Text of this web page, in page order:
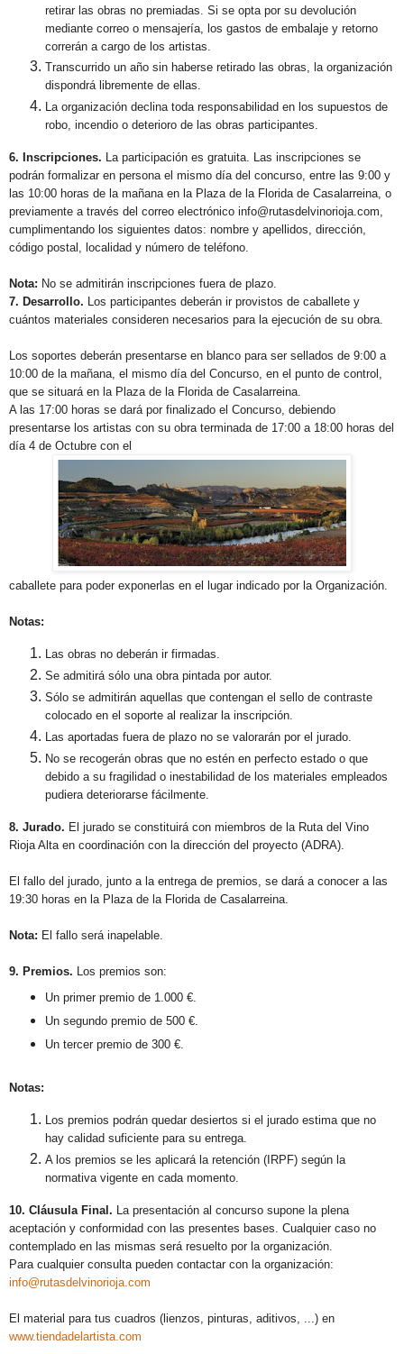
retirar las obras no premiadas. Si se opta por su devolución
mediante correo o mensajería, los gastos de embalaje y retorno
correrán a cargo de los artistas.
Transcurrido un año sin haberse retirado las obras, la organización
dispondrá libremente de ellas.
La organización declina toda responsabilidad en los supuestos de
robo, incendio o deterioro de las obras participantes.
6. Inscripciones. La participación es gratuita. Las inscripciones se
podrán formalizar en persona el mismo día del concurso, entre las 9:00 y
las 10:00 horas de la mañana en la Plaza de la Florida de Casalarreina, o
previamente a través del correo electrónico info@rutasdelvinorioja.com,
cumplimentando los siguientes datos: nombre y apellidos, dirección,
código postal, localidad y número de teléfono.
Nota: No se admitirán inscripciones fuera de plazo.
7. Desarrollo. Los participantes deberán ir provistos de caballete y
cuántos materiales consideren necesarios para la ejecución de su obra.
Los soportes deberán presentarse en blanco para ser sellados de 9:00 a
10:00 de la mañana, el mismo día del Concurso, en el punto de control,
que se situará en la Plaza de la Florida de Casalarreina.
A las 17:00 horas se dará por finalizado el Concurso, debiendo
presentarse los artistas con su obra terminada de 17:00 a 18:00 horas del
día 4 de Octubre con el
caballete para poder exponerlas en el lugar indicado por la Organización.
Notas:
Las obras no deberán ir firmadas.
Se admitirá sólo una obra pintada por autor.
Sólo se admitirán aquellas que contengan el sello de contraste
colocado en el soporte al realizar la inscripción.
Las aportadas fuera de plazo no se valorarán por el jurado.
No se recogerán obras que no estén en perfecto estado o que
debido a su fragilidad o inestabilidad de los materiales empleados
pudiera deteriorarse fácilmente.
8. Jurado. El jurado se constituirá con miembros de la Ruta del Vino
Rioja Alta en coordinación con la dirección del proyecto (ADRA).
El fallo del jurado, junto a la entrega de premios, se dará a conocer a las
19:30 horas en la Plaza de la Florida de Casalarreina.
Nota: El fallo será inapelable.
9. Premios. Los premios son:
Un primer premio de 1.000 €.
Un segundo premio de 500 €.
Un tercer premio de 300 €.
Notas:
Los premios podrán quedar desiertos si el jurado estima que no
hay calidad suficiente para su entrega.
A los premios se les aplicará la retención (IRPF) según la
normativa vigente en cada momento.
10. Cláusula Final. La presentación al concurso supone la plena
aceptación y conformidad con las presentes bases. Cualquier caso no
contemplado en las mismas será resuelto por la organización.
Para cualquier consulta pueden contactar con la organización:
info@rutasdelvinorioja.com
El material para tus cuadros (lienzos, pinturas, aditivos, ...) en
www.tiendadelartista.com